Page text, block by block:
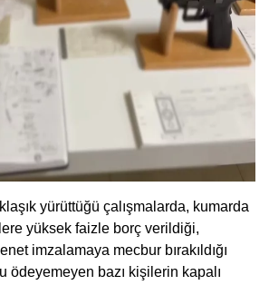
yürüttüğü çalışmalarda, kumarda
yüksek faizle borç verildiği,
imzalamaya mecbur bırakıldığı
ödeyemeyen bazı kişilerin kapalı